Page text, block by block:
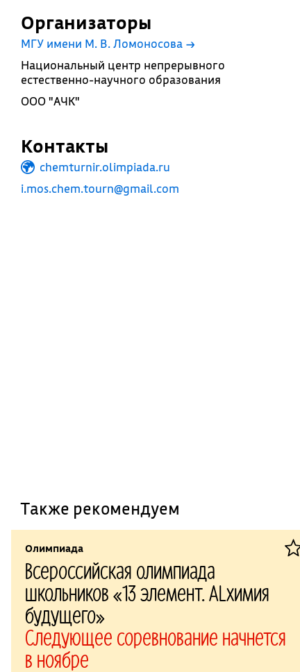
Организаторы
МГУ имени М. В. Ломоносова →
Национальный центр непрерывного
естественно-научного образования
ООО "АЧК"
Контакты
chemturnir.olimpiada.ru
i.mos.chem.tourn@gmail.com
Также рекомендуем
Олимпиада
Всероссийская олимпиада
школьников «13 элемент. ALхимия
будущего»
Следующее соревнование начнется
в ноябре